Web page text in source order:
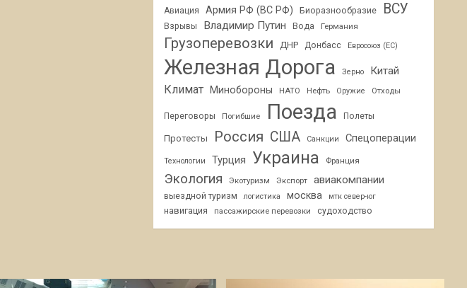
Авиация Армия РФ (ВС РФ) Биоразнообразие ВСУ
Взрывы Владимир Путин Вода Германия
Грузоперевозки ДНР Донбасс Евросоюз (ЕС)
Железная Дорога Зерно Китай
Климат Минобороны НАТО Нефть Оружие Отходы
Переговоры Погибшие Поезда Полеты
Протесты Россия США Санкции Спецоперации
Технологии Турция Украина Франция
Экология Экотуризм Экспорт авиакомпании
выездной туризм логистика москва мтк север-юг
навигация пассажирские перевозки судоходство